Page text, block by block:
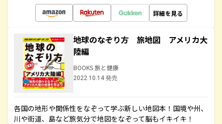
詳細を見る
地球のなぞり方 旅地図 アメリカ大
陸編
BOOKS 旅と健康
2022.10.14 発売
各国の地形や関係性をなぞって学ぶ新しい地図本！国境や州、
川や街道、島など旅気分で地図をなぞって脳もイキイキ！